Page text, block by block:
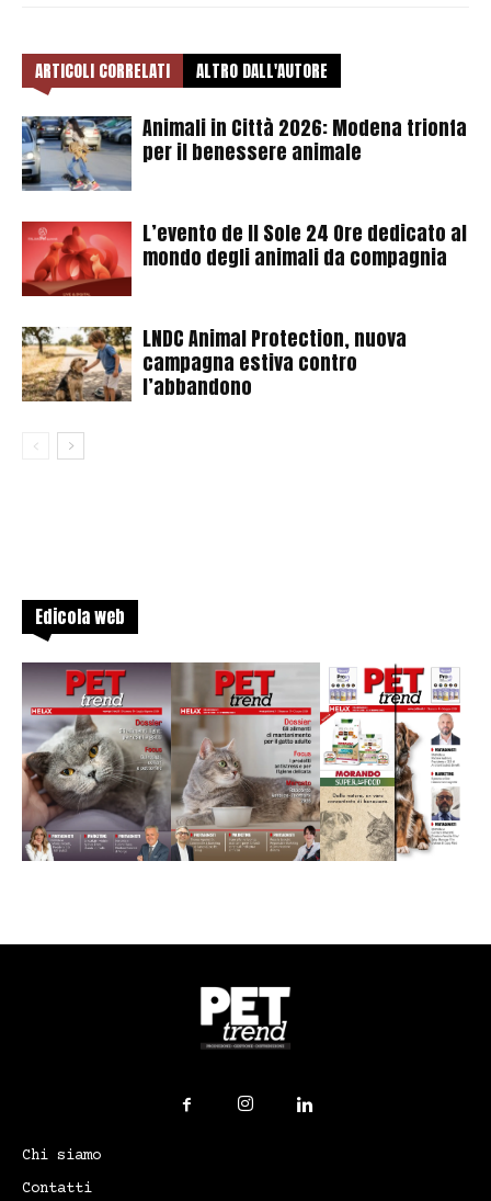
ARTICOLI CORRELATI ALTRO DALL'AUTORE
Animali in Città 2026: Modena trionfa
per il benessere animale
L’evento de Il Sole 24 Ore dedicato al
mondo degli animali da compagnia
LNDC Animal Protection, nuova
campagna estiva contro
l’abbandono
Edicola web
Chi siamo
Contatti